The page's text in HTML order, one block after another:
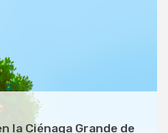
la Ciénaga Grande de